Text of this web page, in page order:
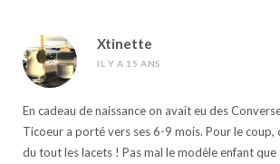
Xtinette
IL Y A 15 ANS
En cadeau de naissance on avait eu des
Ticoeur a porté vers ses 6-9 mois. Pour le coup,
du tout les lacets ! Pas mal le modèle enfant que